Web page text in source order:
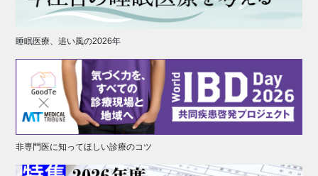
睡眠医療、追い風の2026年
非専門医に知ってほしい診療のコツ